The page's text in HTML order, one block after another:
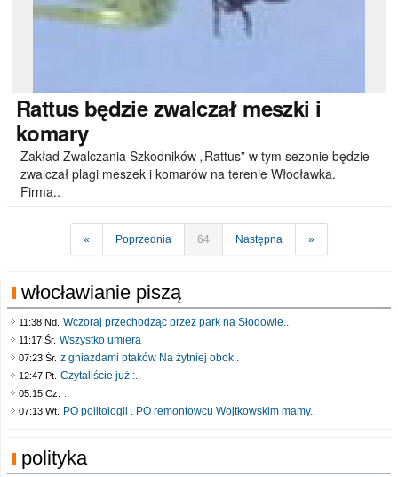
Rattusbędzie zwalczał meszki i
komary
Zakład Zwalczania Szkodników „Rattus” w tym sezonie będzie
zwalczał plagi meszek i komarów na terenie Włocławka.
Firma..
« Poprzednia 64 Następna »
włocławianie piszą
11:38 Nd. Wczoraj przechodząc przez park na Słodowie..
11:17 Śr. Wszystko umiera
07:23 Śr. z gniazdami ptaków Na żytniej obok..
12:47 Pt. Czytaliście już :..
05:15 Cz. ..
07:13 Wt. PO politologii . PO remontowcu Wojtkowskim mamy..
polityka